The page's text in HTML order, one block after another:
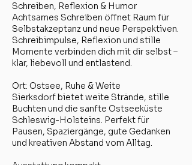
Schreiben, Reflexion & Humor
Achtsames Schreiben öffnet Raum für
Selbstakzeptanz und neue Perspektiven.
Schreibimpulse, Reflexion und stille
Momente verbinden dich mit dir selbst –
klar, liebevoll und entlastend.
Ort: Ostsee, Ruhe & Weite
Sierksdorf bietet weite Strände, stille
Buchten und die sanfte Ostseeküste
Schleswig-Holsteins. Perfekt für
Pausen, Spaziergänge, gute Gedanken
und kreativen Abstand vom Alltag.